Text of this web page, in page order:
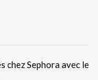
chez Sephora avec le